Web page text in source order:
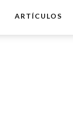
ARTÍCULOS